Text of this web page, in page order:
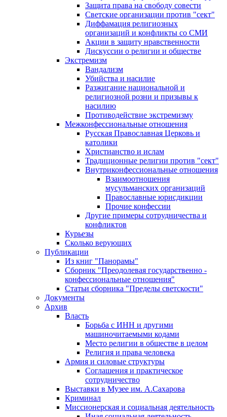
Защита права на свободу совести
Светские организации против "сект"
Диффамация религиозных
организаций и конфликты со СМИ
Акции в защиту нравственности
Дискуссии о религии и обществе
Экстремизм
Вандализм
Убийства и насилие
Разжигание национальной и
религиозной розни и призывы к
насилию
Противодействие экстремизму
Межконфессиональные отношения
Русская Православная Церковь и
католики
Христианство и ислам
Традиционные религии против "сект"
Внутриконфессиональные отношения
Взаимоотношения
мусульманских организаций
Православные юрисдикции
Прочие конфессии
Другие примеры сотрудничества и
конфликтов
Курьезы
Сколько верующих
Публикации
Из книг "Панорамы"
Сборник "Преодолевая государственно -
конфессиональные отношения"
Статьи сборника "Пределы светскости"
Документы
Архив
Власть
Борьба с ИНН и другими
машиночитаемыми кодами
Место религии в обществе в целом
Религия и права человека
Армия и силовые структуры
Соглашения и практическое
сотрудничество
Выставки в Музее им. А.Сахарова
Криминал
Миссионерская и социальная деятельность